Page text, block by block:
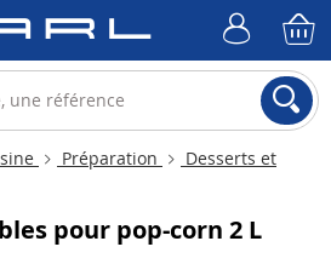
Préparation
Desserts et
pour pop-corn 2 L